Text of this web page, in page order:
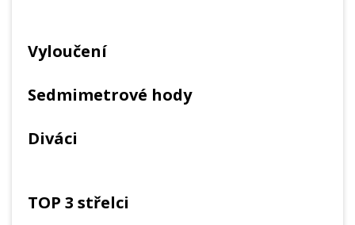
Vyloučení
Sedmimetrové hody
Diváci
TOP 3 střelci